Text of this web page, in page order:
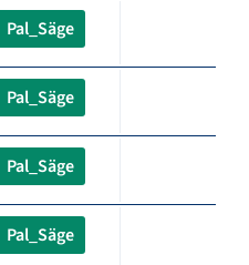
Pal_Säge
Pal_Säge
Pal_Säge
Pal_Säge